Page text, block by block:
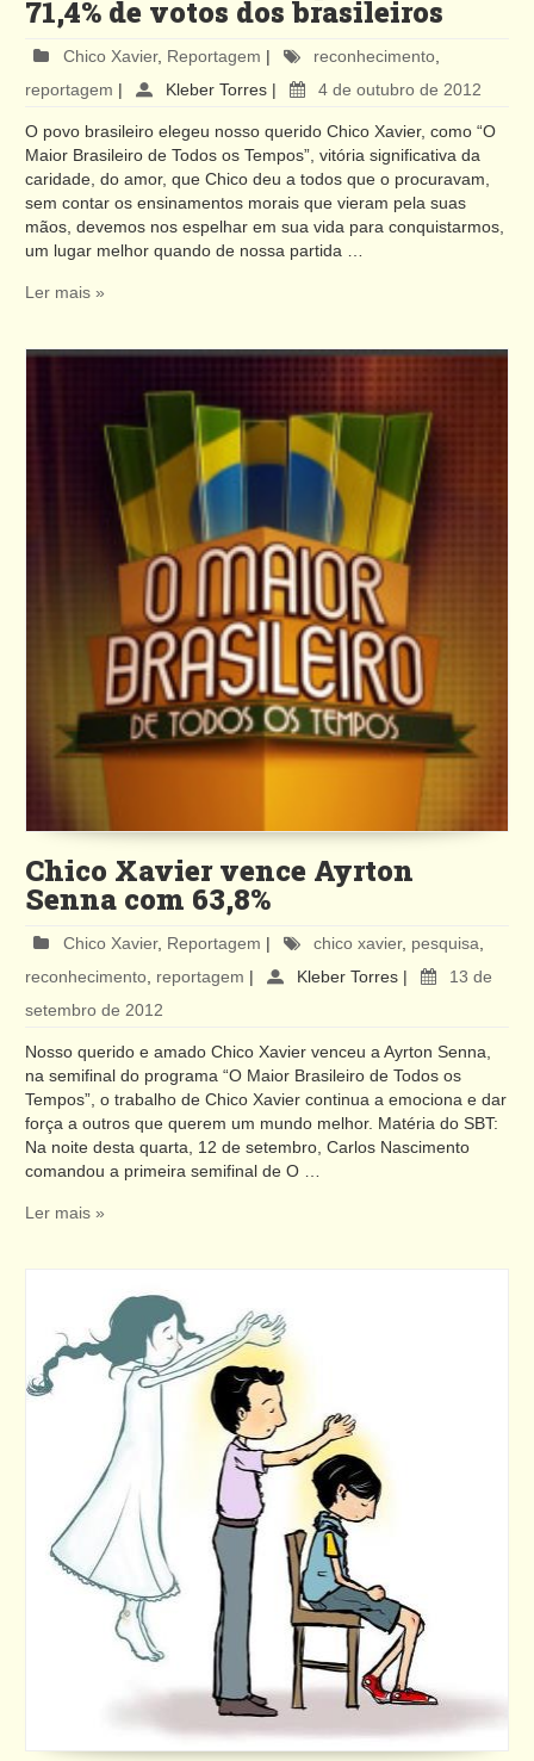
71,4% de votos dos brasileiros
Chico Xavier, Reportagem | reconhecimento
reportagem | Kleber Torres | 4 de outubro de 2012
O povo brasileiro elegeu nosso querido Chico Xavier, como “O
Maior Brasileiro de Todos os Tempos”, vitória significativa da
caridade, do amor, que Chico deu a todos que o procuravam,
sem contar os ensinamentos morais que vieram pela suas
mãos, devemos nos espelhar em sua vida para conquistarmos,
um lugar melhor quando de nossa partida …
Ler mais »
Chico Xavier vence Ayrton
Senna com 63,8%
Chico Xavier, Reportagem | chico xavier, pesquisa
reconhecimento reportagem | Kleber Torres |
13 de
setembro de 2012
Nosso querido e amado Chico Xavier venceu a Ayrton Senna,
na semifinal do programa “O Maior Brasileiro de Todos os
Tempos”, o trabalho de Chico Xavier continua a emociona e dar
força a outros que querem um mundo melhor. Matéria do SBT:
Na noite desta quarta, 12 de setembro, Carlos Nascimento
comandou a primeira semifinal de O …
Ler mais »